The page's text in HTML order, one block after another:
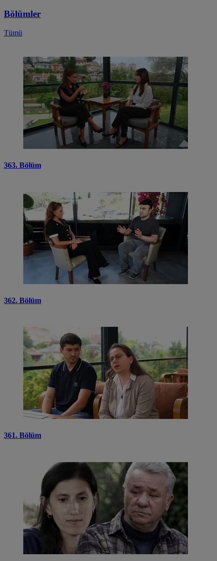
Bölümler
Tümü
363. Bölüm
362. Bölüm
361. Bölüm